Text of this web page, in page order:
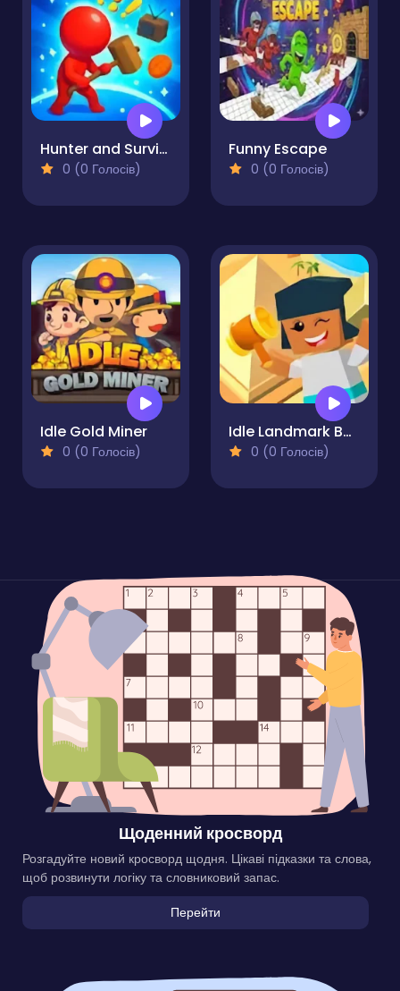
Hunter and Survivor
0 (0 Голосів)
Funny Escape
0 (0 Голосів)
Idle Gold Miner
0 (0 Голосів)
Idle Landmark Builder
0 (0 Голосів)
Щоденний кросворд
Розгадуйте новий кросворд щодня. Цікаві підказки та слова,
щоб розвинути логіку та словниковий запас.
Перейти